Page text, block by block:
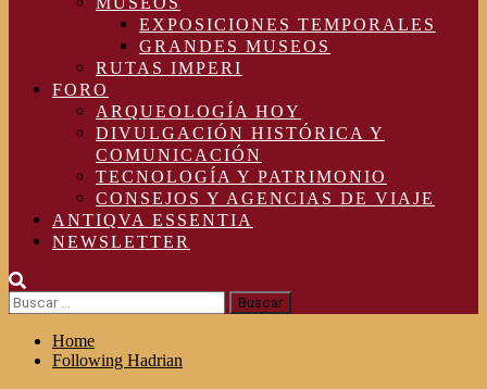
EXPOSICIONES TEMPORALES
GRANDES MUSEOS
RUTAS IMPERI
FORO
ARQUEOLOGÍA HOY
DIVULGACIÓN HISTÓRICA Y
COMUNICACIÓN
TECNOLOGÍA Y PATRIMONIO
CONSEJOS Y AGENCIAS DE VIAJE
ANTIQVA ESSENTIA
NEWSLETTER
Buscar:
Home
Following Hadrian